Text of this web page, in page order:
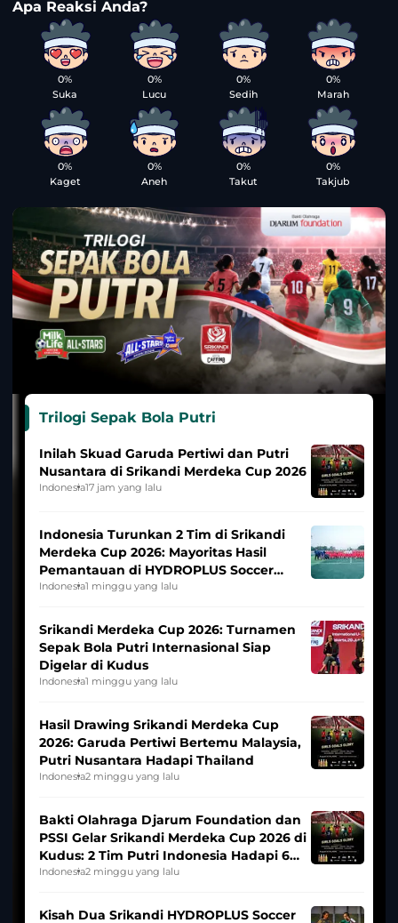
0%
Suka
0%
Lucu
0%
Sedih
0%
Marah
0%
Kaget
0%
Aneh
0%
Takut
0%
Takjub
Trilogi Sepak Bola Putri
Inilah Skuad Garuda Pertiwi dan Putri
Nusantara di Srikandi Merdeka Cup 2026
Indonesia17 jam yang lalu
Indonesia Turunkan 2 Tim di Srikandi
Merdeka Cup 2026: Mayoritas Hasil
Pemantauan di HYDROPLUS Soccer
League
Indonesia1 minggu yang lalu
Srikandi Merdeka Cup 2026: Turnamen
Sepak Bola Putri Internasional Siap
Digelar di Kudus
Indonesia1 minggu yang lalu
Hasil Drawing Srikandi Merdeka Cup
2026: Garuda Pertiwi Bertemu Malaysia,
Putri Nusantara Hadapi Thailand
Indonesia2 minggu yang lalu
Bakti Olahraga Djarum Foundation dan
PSSI Gelar Srikandi Merdeka Cup 2026 di
Kudus: 2 Tim Putri Indonesia Hadapi 6
Tim Asia
Indonesia2 minggu yang lalu
Kisah Dua Srikandi HYDROPLUS Soccer